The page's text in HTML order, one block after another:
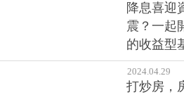
降息喜迎
震？一起
的收益型
2024.04.29
打炒房，